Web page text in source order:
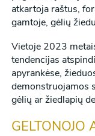
atkartoja raštus,
gamtoje, gėlių
Vietoje 2023
tendencijas
apyrankėse,
demonstruojamos
gėlių ar žiedlapių
GELTONOJO